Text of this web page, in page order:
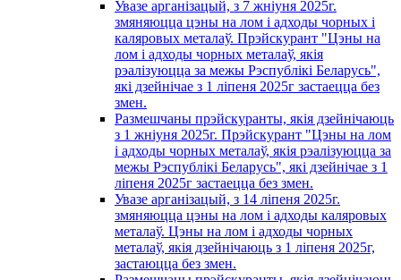
Увазе арганізацый, з 7 жнiуня 2025г.
змяняюцца цэны на лом і адходы чорных i
каляровых металаў. Прэйскурант "Цэны на
лом і адходы чорных металаў, якія
рэалізуюцца за межы Рэспублікі Беларусь",
які дзейнічае з 1 лiпеня 2025г застаецца без
змен.
Размешчаны прэйскуранты, якія дзейнічаюць
з 1 жнiуня 2025г. Прэйскурант "Цэны на лом
і адходы чорных металаў, якія рэалізуюцца за
межы Рэспублікі Беларусь", які дзейнічае з 1
лiпеня 2025г застаецца без змен.
Увазе арганізацый, з 14 лiпеня 2025г.
змяняюцца цэны на лом і адходы каляровых
металаў. Цэны на лом і адходы чорных
металаў, якія дзейнічаюць з 1 лiпеня 2025г,
застаюцца без змен.